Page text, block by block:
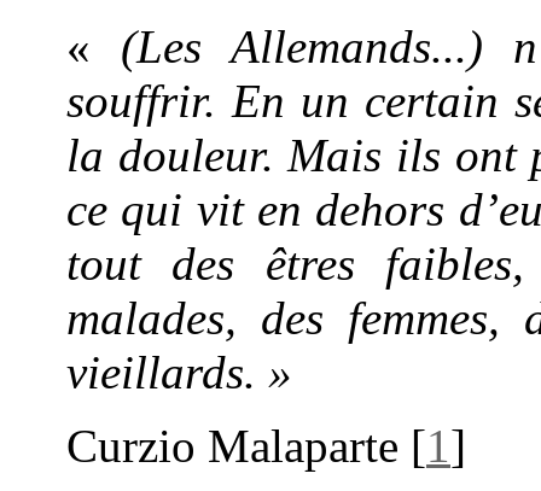
« (Les Allemands...)
souffrir. En un certain
la douleur. Mais ils ont
ce qui vit en dehors
tout des êtres faibles,
malades, des
vieillards. »
Curzio Malaparte [1 ]